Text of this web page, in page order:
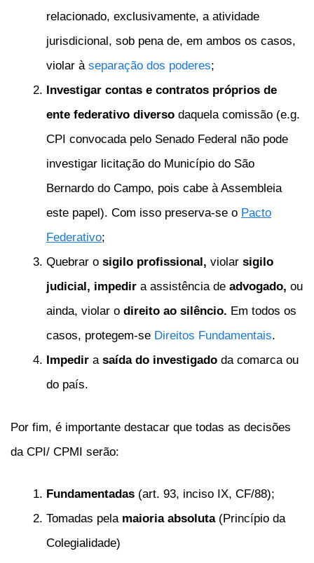
relacionado, exclusivamente, a atividade
jurisdicional, sob pena de, em ambos os casos,
violar à separação dos poderes;
Investigar contas e contratos próprios de
ente federativo diverso daquela comissão (e.g.
CPI convocada pelo Senado Federal não pode
investigar licitação do Município do São
Bernardo do Campo, pois cabe à Assembleia
este papel). Com isso preserva-se o Pacto
Federativo;
Quebrar o sigilo profissional, violar sigilo
judicial, impedir a assistência de advogado, ou
ainda, violar o direito ao silêncio. Em todos os
casos, protegem-se Direitos Fundamentais.
Impedir a saída do investigado da comarca ou
do país.
Por fim, é importante destacar que todas as decisões
da CPI/ CPMI serão:
Fundamentadas (art. 93, inciso IX, CF/88);
Tomadas pela maioria absoluta (Princípio da
Colegialidade)